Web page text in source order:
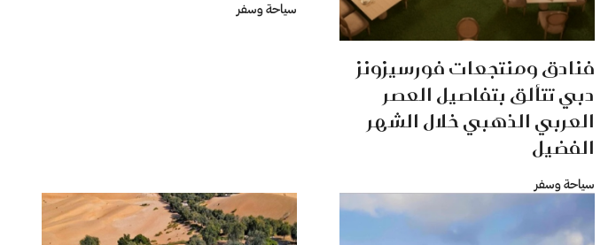
فنادق ومنتجعات فورسيزونز
دبي تتألق بتفاصيل العصر
العربي الذهبي خلال الشهر
الفضيل
سياحة وسفر
سياحة وسفر